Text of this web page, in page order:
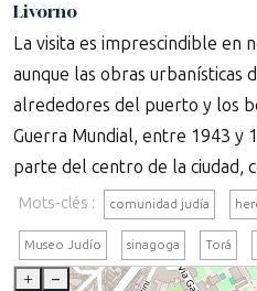
Livorno
La visita es imprescindible en
aunque las obras urbanísticas
alrededores del puerto y los
Guerra Mundial, entre 1943 y
parte del centro de la ciudad,
Mots-clés : comunidad judía
Museo Judío sinagoga Torá
+
–